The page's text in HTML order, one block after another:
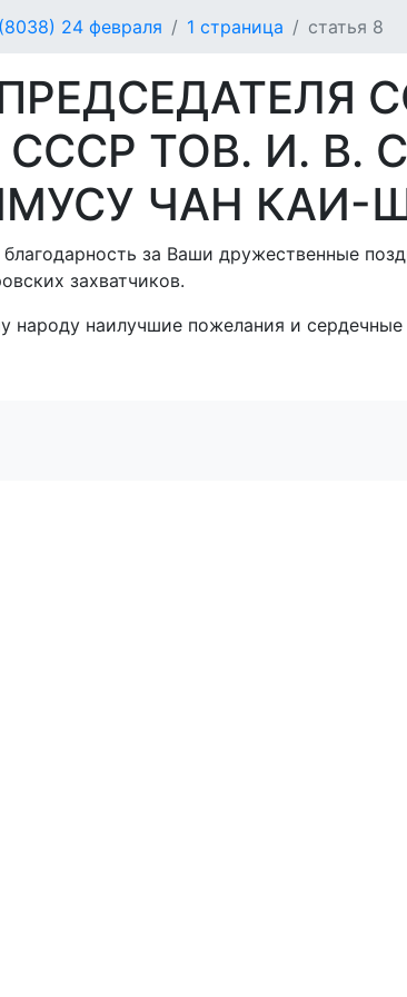
24 февраля 1 страница статья 8
ТОВ. И. В.
ЧАН КАИ-
за Ваши дружественные
захватчиков.
наилучшие пожелания и сердечные